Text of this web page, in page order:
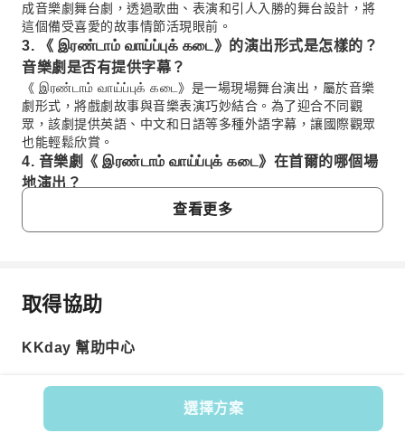
選擇方案
成音樂劇舞台劇，透過歌曲、表演和引人入勝的舞台設計，將
這個備受喜愛的故事情節活現眼前。
3. 《 இரண்டாம் வாய்ப்புக் கடை》的演出形式是怎樣的？
音樂劇是否有提供字幕？
《 இரண்டாம் வாய்ப்புக் கடை》是一場現場舞台演出，屬於音樂
劇形式，將戲劇故事與音樂表演巧妙結合。為了迎合不同觀
眾，該劇提供英語、中文和日語等多種外語字幕，讓國際觀眾
也能輕鬆欣賞。
4. 音樂劇《 இரண்டாம் வாய்ப்புக் கடை》在首爾的哪個場
地演出？
音樂劇《 இரண்டாம் வாய்ப்புக் கடை》通常在南韓首爾多個主要
場地？
強烈建議您利用首爾便捷的地鐵系統。大多數劇院都鄰近地鐵
站，只需短暫步行即可抵達。具體的交通指示，包括最近的地
您亦可選擇乘搭的士或巴士直達。
6. 如何購買音樂劇《 இரண்டாம் வாய்ப்புக் கடை》的門
查看更多
常見問題
1. 音樂劇《 இரண்டாம் வாய்ப்புக் கடை》講述一個怎
音樂劇《 இரண்டாம் வாய்ப்புக் கடை》講述一個感人至深的故
事，圍繞著一位失憶的無家可歸男子展開。他在一家本地
取得協助
KKday 幫助中心